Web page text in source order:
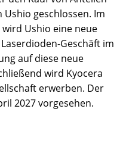
geschlossen. Im
Ushio eine neue
Geschäft im
auf diese neue
wird Kyocera
erwerben. Der
2027 vorgesehen.